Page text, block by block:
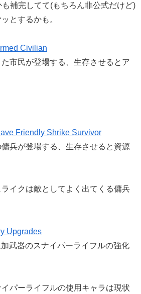
補完してて(もちろん非公式だけど)
とするかも。
Civilian
市民が登場する、生存させるとア
Friendly Shrike Survivor
兵が登場する、生存させると資源
イクは敵としてよく出てくる傭兵
Upgrades
武器のスナイパーライフルの強化
パーライフルの使用キャラは現状